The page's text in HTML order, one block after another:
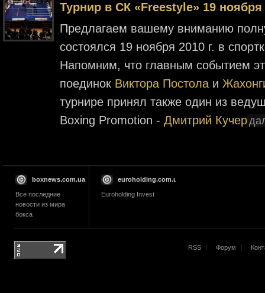
Турнир в СК «Freestyle» 19 ноября
Предлагаем вашему вниманию
состоялся 19 ноября 2010 г. в
Напомним, что главным событием
поединок Виктора Постола и
турнире принял также один из
Boxing Promotion - Дмитрий Кучер
boxnews.com.ua
Все последние
новости из мира
бокса
euroholding.com.ua
Euroholding Invest
RSS Форум